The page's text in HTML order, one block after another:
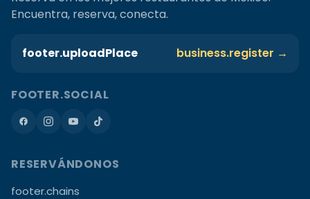
Encuentra, reserva, conecta.
footer.uploadPlace business.register →
FOOTER.SOCIAL
RESERVÁNDONOS
footer.chains